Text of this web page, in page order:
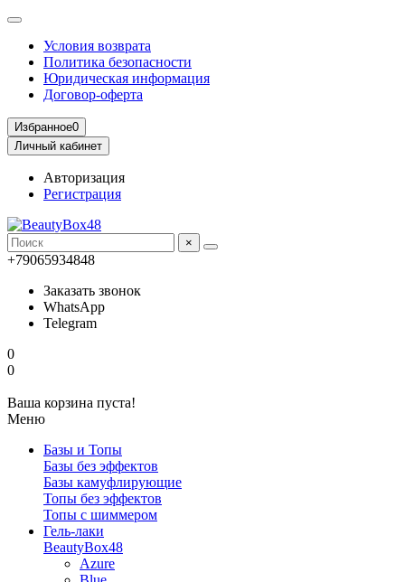
Условия возврата
Политика безопасности
Юридическая информация
Договор-оферта
Избранное0
Личный кабинет
Авторизация
Регистрация
×
+79065934848
Заказать звонок
WhatsApp
Telegram
0
0
Ваша корзина пуста!
Меню
Базы и Топы
Базы без эффектов
Базы камуфлирующие
Топы без эффектов
Топы с шиммером
Гель-лаки
BeautyBox48
Azure